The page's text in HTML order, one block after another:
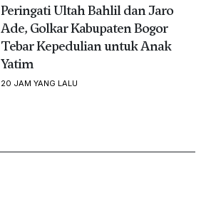
Peringati Ultah Bahlil dan Jaro
Ade, Golkar Kabupaten Bogor
Tebar Kepedulian untuk Anak
Yatim
20 JAM YANG LALU